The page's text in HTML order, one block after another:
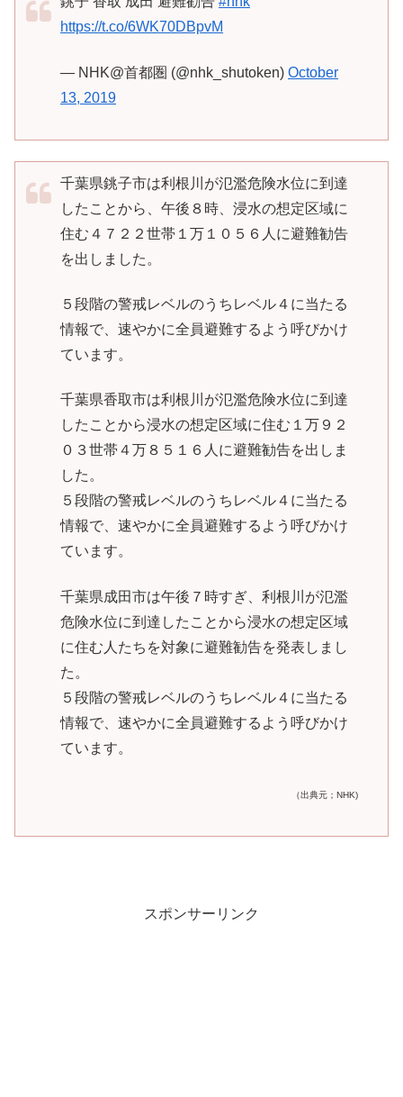
https://t.co/6WK70DBpvM
— NHK@首都圏 (@nhk_shutoken) October
13, 2019
千葉県銚子市は利根川が氾濫危険水位に到達
したことから、午後８時、浸水の想定区域に
住む４７２２世帯１万１０５６人に避難勧告
を出しました。
５段階の警戒レベルのうちレベル４に当たる
情報で、速やかに全員避難するよう呼びかけ
ています。
千葉県香取市は利根川が氾濫危険水位に到達
したことから浸水の想定区域に住む１万９２
０３世帯４万８５１６人に避難勧告を出しま
した。
５段階の警戒レベルのうちレベル４に当たる
情報で、速やかに全員避難するよう呼びかけ
ています。
千葉県成田市は午後７時すぎ、利根川が氾濫
危険水位に到達したことから浸水の想定区域
に住む人たちを対象に避難勧告を発表しまし
た。
５段階の警戒レベルのうちレベル４に当たる
情報で、速やかに全員避難するよう呼びかけ
ています。
（出典元；NHK)
スポンサーリンク